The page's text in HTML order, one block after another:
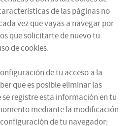
de las páginas no
vez que vayas a navegar por
que solicitarte de nuevo tu
de cookies.
de tu acceso a la
que es posible eliminar las
registre esta información en tu
mediante la modificación
de tu navegador: